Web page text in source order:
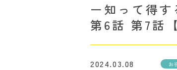
ー知って得
第6話 第7話
2024.03.08 お